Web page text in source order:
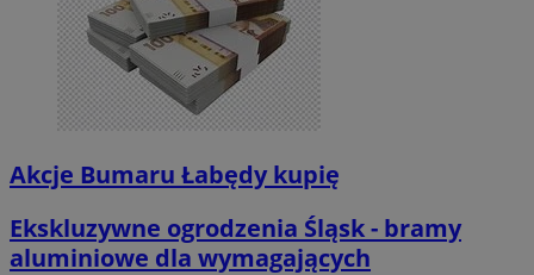
Akcje Bumaru Łabędy kupię
Ekskluzywne ogrodzenia Śląsk - bramy
aluminiowe dla wymagających